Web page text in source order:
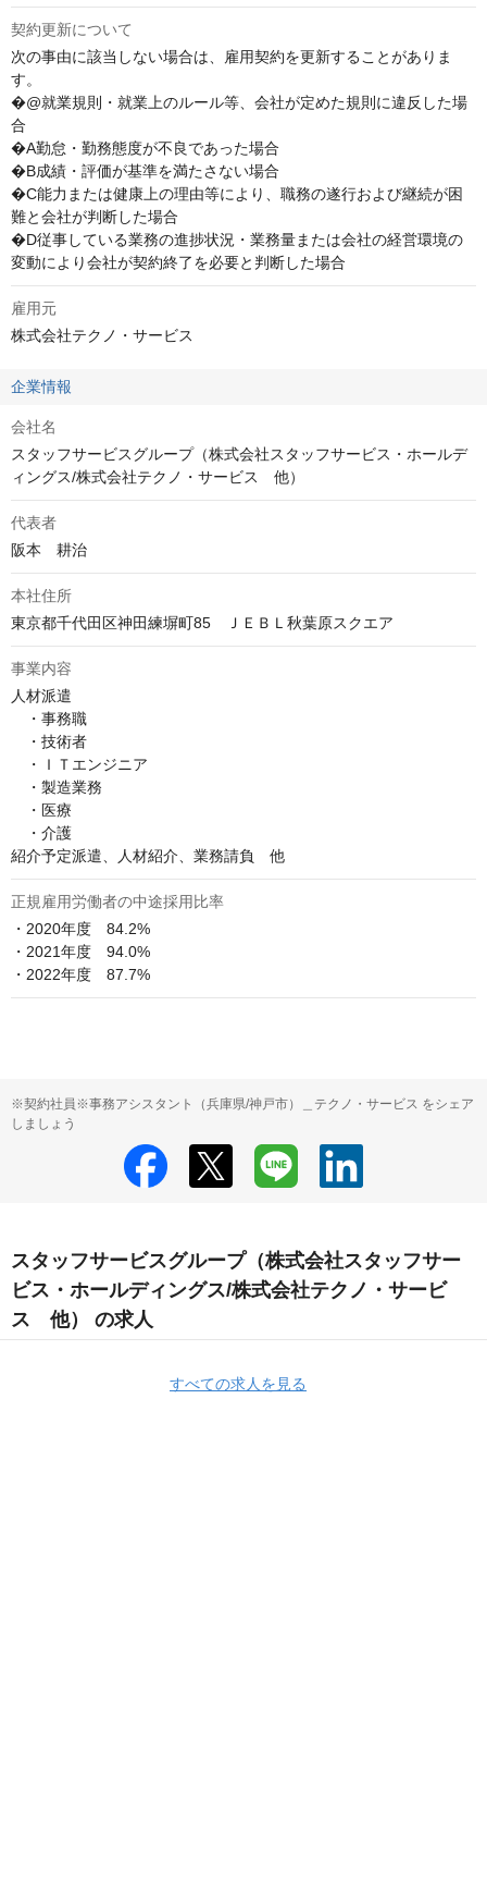
契約更新について
次の事由に該当しない場合は、雇用契約を更新することがありま
す。
�@就業規則・就業上のルール等、会社が定めた規則に違反した場
合
�A勤怠・勤務態度が不良であった場合
�B成績・評価が基準を満たさない場合
�C能力または健康上の理由等により、職務の遂行および継続が困
難と会社が判断した場合
�D従事している業務の進捗状況・業務量または会社の経営環境の
変動により会社が契約終了を必要と判断した場合
雇用元
株式会社テクノ・サービス
企業情報
会社名
スタッフサービスグループ（株式会社スタッフサービス・ホールデ
ィングス/株式会社テクノ・サービス 他）
代表者
阪本　耕治
本社住所
東京都千代田区神田練塀町85　ＪＥＢＬ秋葉原スクエア
事業内容
人材派遣
・事務職
・技術者
・ＩＴエンジニア
・製造業務
・医療
・介護
紹介予定派遣、人材紹介、業務請負　他
正規雇用労働者の中途採用比率
・2020年度　84.2%
・2021年度　94.0%
・2022年度　87.7%
※契約社員※事務アシスタント（兵庫県/神戸市）＿テクノ・サービス をシェア
しましょう
スタッフサービスグループ（株式会社スタッフサー
ビス・ホールディングス/株式会社テクノ・サービ
ス 他） の求人
すべての求人を見る